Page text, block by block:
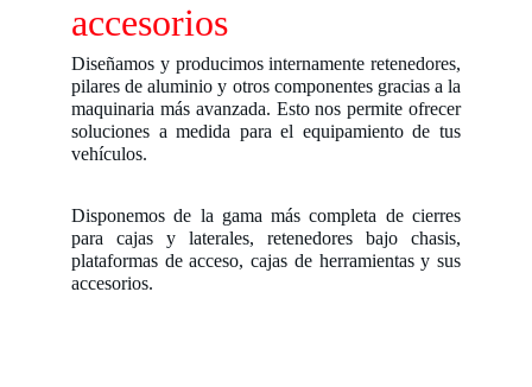
accesorios
Diseñamos y producimos internamente retenedores,
pilares de aluminio y otros componentes gracias a la
maquinaria más avanzada. Esto nos permite ofrecer
soluciones a medida para el equipamiento de tus
vehículos.
Disponemos de la gama más completa de cierres
para cajas y laterales, retenedores bajo chasis,
plataformas de acceso, cajas de herramientas y sus
accesorios.